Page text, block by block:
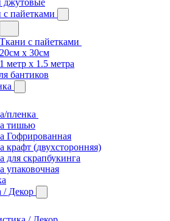
джутовые
с пайетками
Ткани с пайетками
20см х 30см
1 метр х 1.5 метра
бантиков
пленка
тишью
Гофрированная
крафт (двухсторонняя)
для скрапбукинга
упаковочная
/ Декор